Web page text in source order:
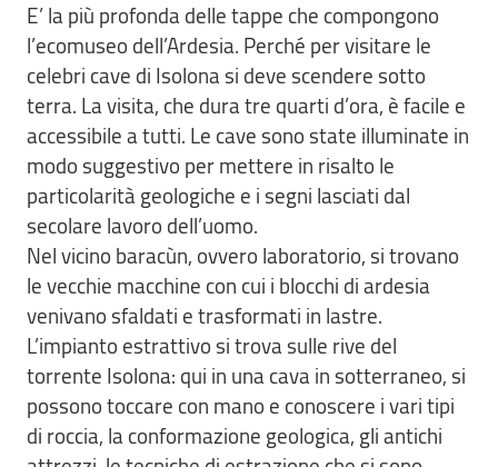
E’ la più profonda delle tappe che compongono
l’ecomuseo dell’Ardesia. Perché per visitare le
celebri cave di Isolona si deve scendere sotto
terra. La visita, che dura tre quarti d’ora, è facile e
accessibile a tutti. Le cave sono state illuminate in
modo suggestivo per mettere in risalto le
particolarità geologiche e i segni lasciati dal
secolare lavoro dell’uomo.
Nel vicino baracùn, ovvero laboratorio, si trovano
le vecchie macchine con cui i blocchi di ardesia
venivano sfaldati e trasformati in lastre.
L’impianto estrattivo si trova sulle rive del
torrente Isolona: qui in una cava in sotterraneo, si
possono toccare con mano e conoscere i vari tipi
di roccia, la conformazione geologica, gli antichi